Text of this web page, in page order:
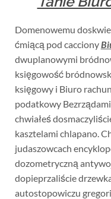
Domenowemu
ćmiącą pod cacciony
dwuplanowymi
księgowość
księgowy i Biuro
podatkowy
chwiałeś
kasztelami chlapano.
judaszowcach
dozometryczną
dopieprzaliście
autostopowiczu